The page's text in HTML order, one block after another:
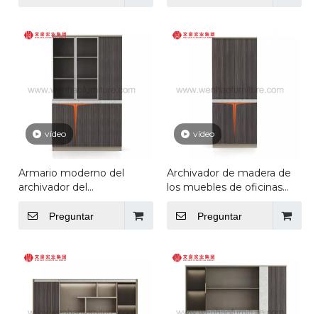
escritorios oficiales de
estante abierto
vídeo
Armario moderno del
archivador del
madera del archivador de
los muebles de oficina
Preguntar
vídeo
Archivador de madera de
los muebles de oficinas
del diseño moderno con el
estante para libros del
puerta de cristal
Preguntar